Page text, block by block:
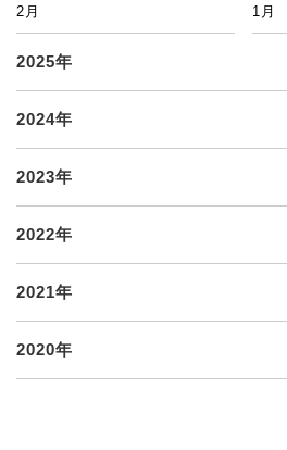
2月 1月
2025年
2024年
2023年
2022年
2021年
2020年